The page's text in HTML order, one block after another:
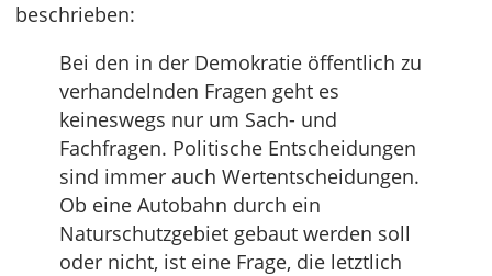
beschrieben:
Bei den in der Demokratie öffentlich zu
verhandelnden Fragen geht es
keineswegs nur um Sach- und
Fachfragen. Politische Entscheidungen
sind immer auch Wertentscheidungen.
Ob eine Autobahn durch ein
Naturschutzgebiet gebaut werden soll
oder nicht, ist eine Frage, die letztlich